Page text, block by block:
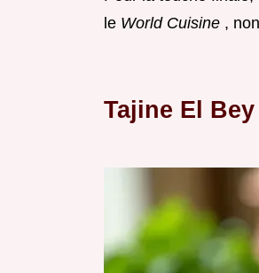
le World Cuisine ,
Tajine El